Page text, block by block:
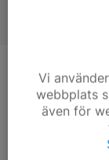
Position
Ålder
Vi
webbplats
även för